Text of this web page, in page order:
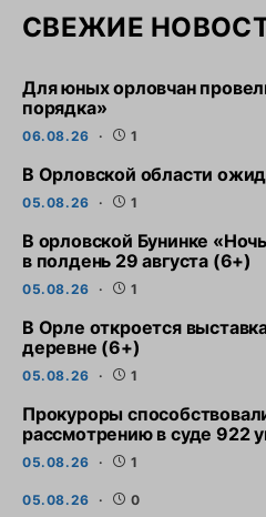
СВЕЖИЕ
Для юных орловчан
порядка»
06.08.26 1
В Орловской области
05.08.26 1
В орловской Бунинке
в полдень 29 августа (6+)
05.08.26 1
В Орле откроется
деревне (6+)
05.08.26 1
Прокуроры
рассмотрению в суде 922
05.08.26 1
05.08.26 0